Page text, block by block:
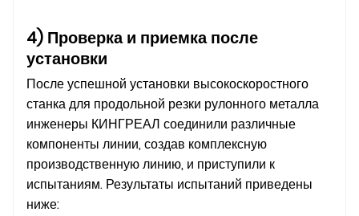
4) Проверка и приемка после
установки
После успешной установки высокоскоростного
станка для продольной резки рулонного металла
инженеры КИНГРЕАЛ соединили различные
компоненты линии, создав комплексную
производственную линию, и приступили к
испытаниям. Результаты испытаний приведены
ниже: